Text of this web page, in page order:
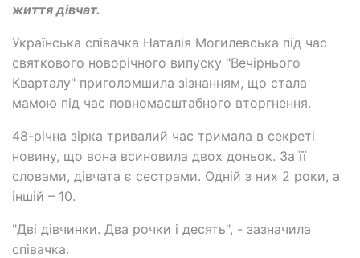
життя дівчат.
Українська співачка Наталія Могилевська під час
святкового новорічного випуску "Вечірнього
Кварталу" приголомшила зізнанням, що стала
мамою під час повномасштабного вторгнення.
48-річна зірка тривалий час тримала в секреті
новину, що вона всиновила двох доньок. За її
словами, дівчата є сестрами. Одній з них 2 роки, а
іншій – 10.
"Дві дівчинки. Два рочки і десять", - зазначила
співачка.